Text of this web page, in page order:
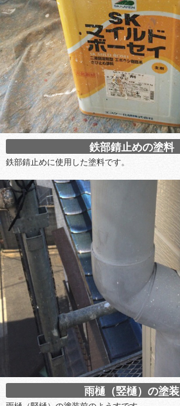
鉄部錆止めの塗料
鉄部錆止めに使用した塗料です。
雨樋（竪樋）の塗装